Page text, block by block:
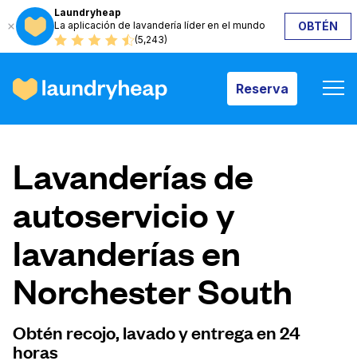
Laundryheap
La aplicación de lavandería líder en el mundo
(5,243)
OBTÉN
Reserva
Reserva
Cómo funciona
Precios y servicios
Quiénes somos
Lavanderías de
autoservicio y
lavanderías en
Norchester South
Obtén recojo, lavado y entrega en 24
horas